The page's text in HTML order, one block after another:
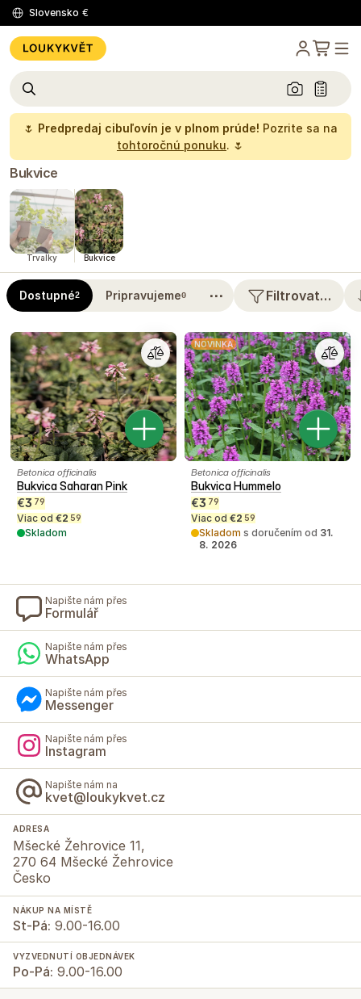
Slovensko €
🌷 Predpredaj cibuľovín je v plnom prúde! Pozrite sa na
tohtoročnú ponuku. 🌷
Bukvice
Trvalky Bukvice
Dostupné2 Pripravujeme0 ⋯ Filtrovat…
Betonica officinalis
Bukvica Saharan Pink
€3 79
Viac od €2 59
Skladom
NOVINKA
Betonica officinalis
Bukvica Hummelo
€3 79
Viac od €2 59
Skladom s doručením od 31.
8. 2026
Napište nám přes
Formulář
Napište nám přes
WhatsApp
Napište nám přes
Messenger
Napište nám přes
Instagram
Napište nám na
kvet@loukykvet.cz
ADRESA
Mšecké Žehrovice 11,
270 64 Mšecké Žehrovice
Česko
NÁKUP NA MÍSTĚ
St-Pá: 9.00-16.00
VYZVEDNUTÍ OBJEDNÁVEK
Po-Pá: 9.00-16.00